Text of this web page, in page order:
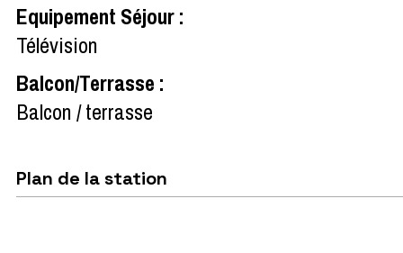
Equipement Séjour:
Télévision
Balcon/Terrasse :
Balcon / terrasse
Plan de la station